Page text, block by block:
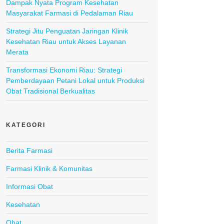
Dampak Nyata Program Kesehatan
Masyarakat Farmasi di Pedalaman Riau
Strategi Jitu Penguatan Jaringan Klinik
Kesehatan Riau untuk Akses Layanan
Merata
Transformasi Ekonomi Riau: Strategi
Pemberdayaan Petani Lokal untuk Produksi
Obat Tradisional Berkualitas
KATEGORI
Berita Farmasi
Farmasi Klinik & Komunitas
Informasi Obat
Kesehatan